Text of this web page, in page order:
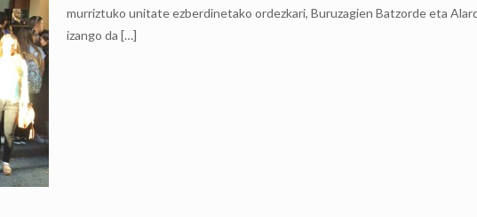
murriztuko unitate ezberdinetako ordezkari, Buruzagien Batzorde eta
izango da […]